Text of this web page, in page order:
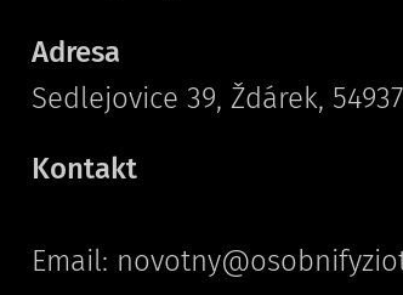
Adresa
Sedlejovice 39, Ždárek, 54937
Kontakt
Email: